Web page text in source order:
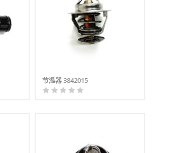
节温器 3842015